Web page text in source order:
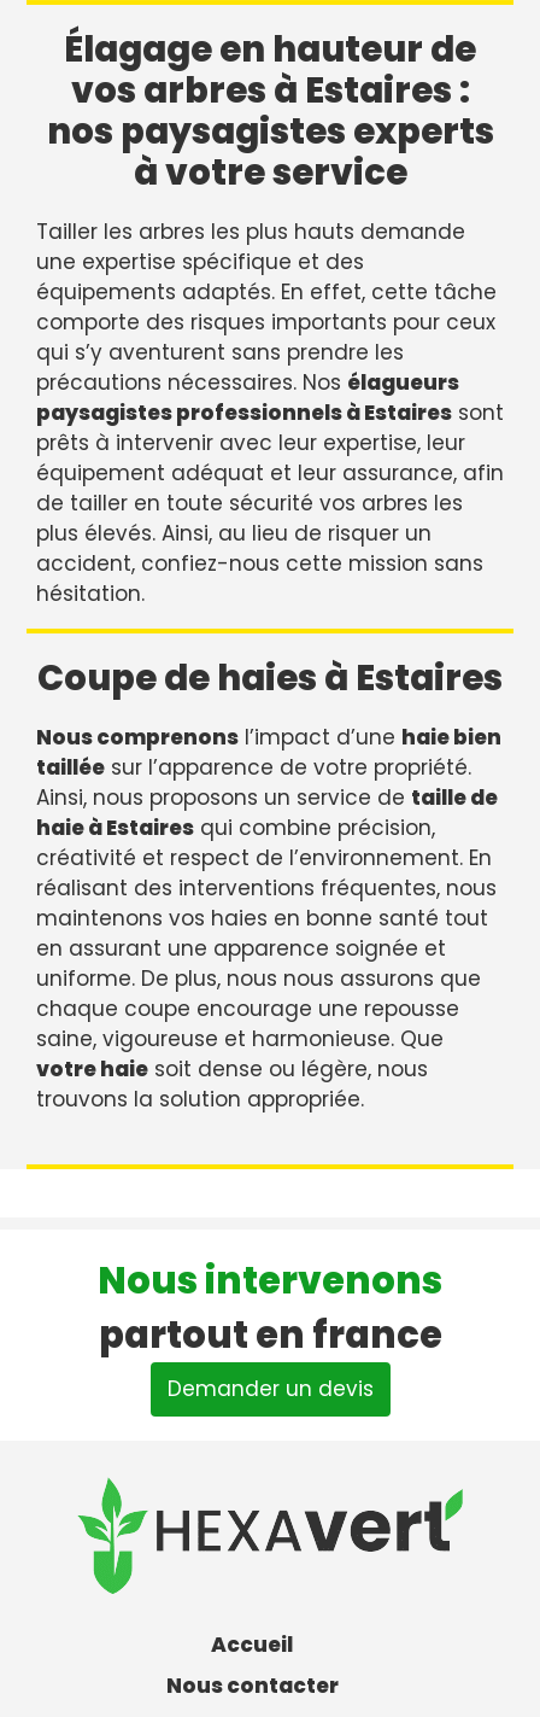
Élagage en hauteur de
vos arbres à Estaires :
nos paysagistes experts
à votre service
Tailler les arbres les plus hauts demande
une expertise spécifique et des
équipements adaptés. En effet, cette tâche
comporte des risques importants pour ceux
qui s’y aventurent sans prendre les
précautions nécessaires. Nos élagueurs
paysagistes professionnels à Estaires sont
prêts à intervenir avec leur expertise, leur
équipement adéquat et leur assurance, afin
de tailler en toute sécurité vos arbres les
plus élevés. Ainsi, au lieu de risquer un
accident, confiez-nous cette mission sans
hésitation.
Coupe de haies à Estaires
Nous comprenons l’impact d’une haie bien
taillée sur l’apparence de votre propriété.
Ainsi, nous proposons un service de taille de
haie à Estaires qui combine précision,
créativité et respect de l’environnement. En
réalisant des interventions fréquentes, nous
maintenons vos haies en bonne santé tout
en assurant une apparence soignée et
uniforme. De plus, nous nous assurons que
chaque coupe encourage une repousse
saine, vigoureuse et harmonieuse. Que
votre haie soit dense ou légère, nous
trouvons la solution appropriée.
Nous intervenons
partout en france
Demander un devis
Accueil
Nous contacter